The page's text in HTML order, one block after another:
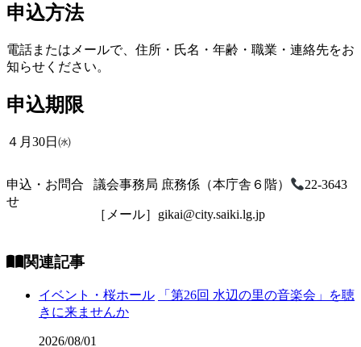
申込方法
電話またはメールで、住所・氏名・年齢・職業・連絡先をお
知らせください。
申込期限
４月30日㈬
申込・お問合
せ
議会事務局 庶務係（本庁舎６階） 22-3643
［メール］gikai@city.saiki.lg.jp
関連記事
イベント・桜ホール
「第26回 水辺の里の音楽会」を聴
きに来ませんか
2026/08/01